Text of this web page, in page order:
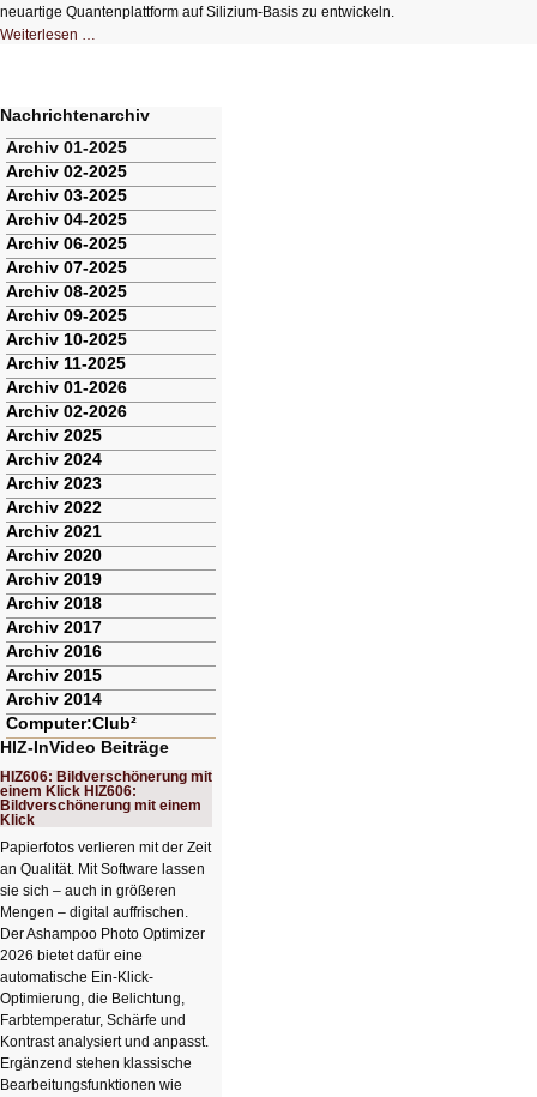
neuartige Quantenplattform auf Silizium-Basis zu entwickeln.
Weiterlesen …
Nachrichtenarchiv
Navigation
überspringen
Archiv 01-2025
Archiv 02-2025
Archiv 03-2025
Archiv 04-2025
Archiv 06-2025
Archiv 07-2025
Archiv 08-2025
Archiv 09-2025
Archiv 10-2025
Archiv 11-2025
Archiv 01-2026
Archiv 02-2026
Archiv 2025
Archiv 2024
Archiv 2023
Archiv 2022
Archiv 2021
Archiv 2020
Archiv 2019
Archiv 2018
Archiv 2017
Archiv 2016
Archiv 2015
Archiv 2014
Computer:Club²
HIZ-InVideo Beiträge
HIZ606: Bildverschönerung mit
einem Klick HIZ606:
Bildverschönerung mit einem
Klick
Papierfotos verlieren mit der Zeit
an Qualität. Mit Software lassen
sie sich – auch in größeren
Mengen – digital auffrischen.
Der Ashampoo Photo Optimizer
2026 bietet dafür eine
automatische Ein-Klick-
Optimierung, die Belichtung,
Farbtemperatur, Schärfe und
Kontrast analysiert und anpasst.
Ergänzend stehen klassische
Bearbeitungsfunktionen wie